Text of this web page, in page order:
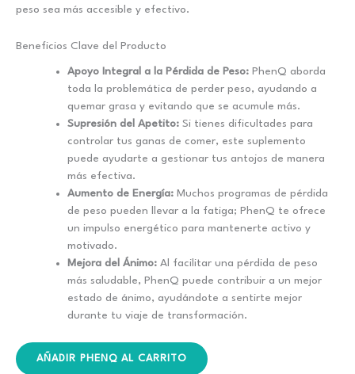
peso sea más accesible y efectivo.
Beneficios Clave del Producto
Apoyo Integral a la Pérdida de Peso: PhenQ aborda
toda la problemática de perder peso, ayudando a
quemar grasa y evitando que se acumule más.
Supresión del Apetito: Si tienes dificultades para
controlar tus ganas de comer, este suplemento
puede ayudarte a gestionar tus antojos de manera
más efectiva.
Aumento de Energía: Muchos programas de pérdida
de peso pueden llevar a la fatiga; PhenQ te ofrece
un impulso energético para mantenerte activo y
motivado.
Mejora del Ánimo: Al facilitar una pérdida de peso
más saludable, PhenQ puede contribuir a un mejor
estado de ánimo, ayudándote a sentirte mejor
durante tu viaje de transformación.
AÑADIR PHENQ AL CARRITO